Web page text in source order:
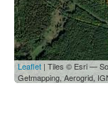
Leaflet | Tiles © Esri —
Getmapping, Aerogrid,